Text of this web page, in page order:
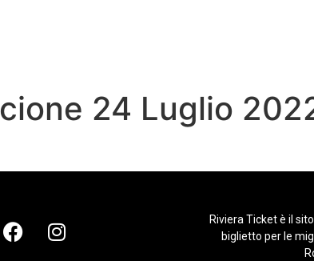
24 Luglio
Riviera Ticket è il
biglietto per le